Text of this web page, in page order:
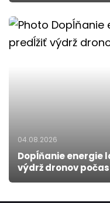
04.08.2026
Dopĺňanie energie
výdrž dronov